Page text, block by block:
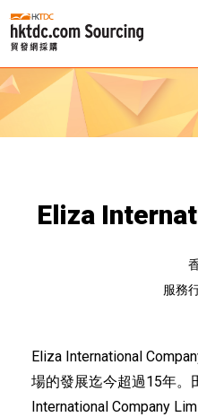
Eliza
服務
Eliza International
場的發展迄今超過15年。
International Company